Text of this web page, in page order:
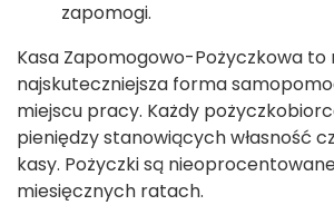
zapomogi.
Kasa Zapomogowo-Pożyczkowa to
najskuteczniejsza forma
miejscu pracy. Każdy
pieniędzy stanowiących własność
kasy. Pożyczki są nieoprocentowane
miesięcznych ratach.